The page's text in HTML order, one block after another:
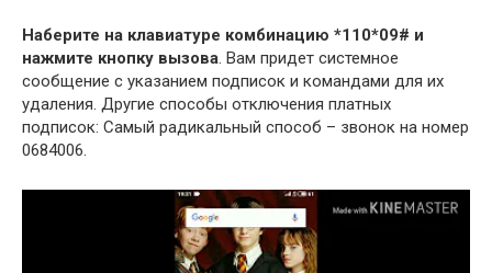
Наберите на клавиатуре комбинацию *110*09# и
нажмите кнопку вызова. Вам придет системное
сообщение с указанием подписок и командами для их
удаления. Другие способы отключения платных
подписок: Самый радикальный способ – звонок на номер
0684006.